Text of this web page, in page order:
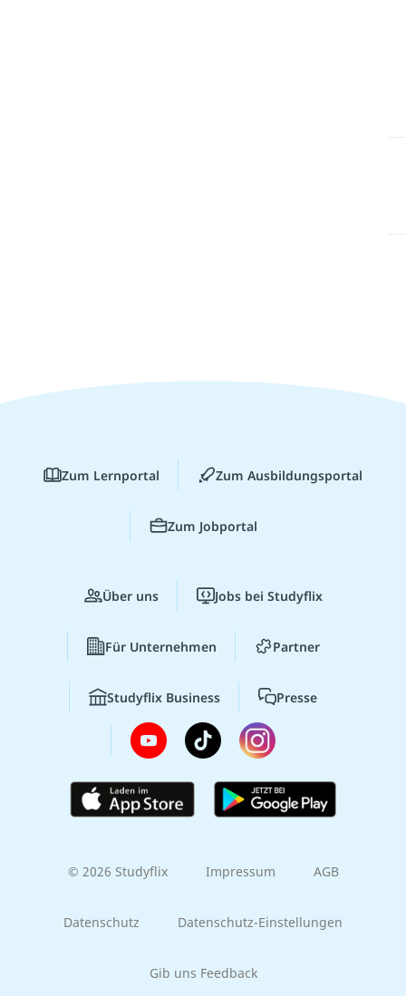
Zum Lernportal Zum Ausbildungsportal
Zum Jobportal
Über uns Jobs bei Studyflix
Für Unternehmen Partner
Studyflix Business Presse
© 2026 Studyflix Impressum AGB
Datenschutz Datenschutz-Einstellungen
Gib uns Feedback